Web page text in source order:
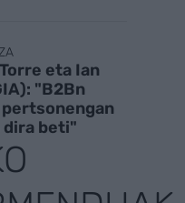
eta Ian
"B2Bn
beti"